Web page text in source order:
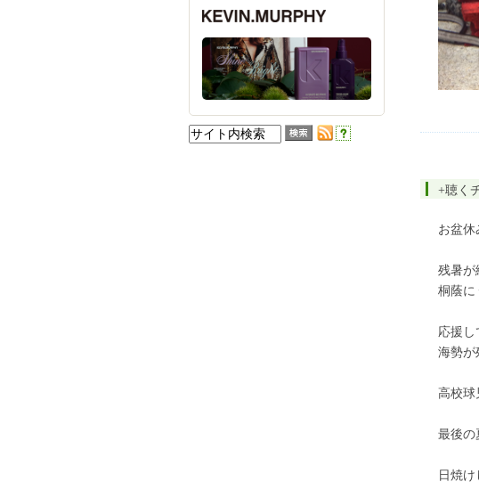
+聴く
お盆
残暑が
桐蔭に
応援
海勢が
高校
最後の
日焼